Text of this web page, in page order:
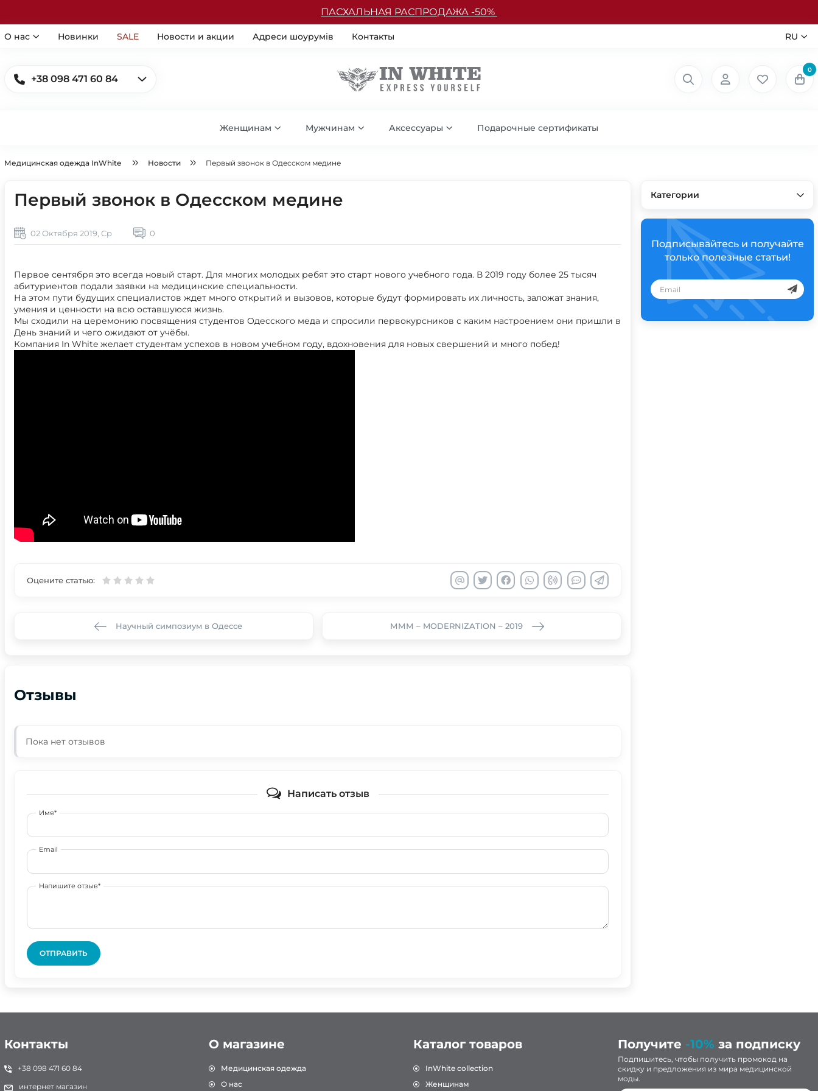
ПАСХАЛЬНАЯ РАСПРОДАЖА -50%
О нас Новинки SALE Новости и акции Адреси шоурумів Контакты RU
+38 098 471 60 84
0
Женщинам Мужчинам Аксессуары Подарочные сертификаты
Медицинская одежда InWhite Новости Первый звонок в Одесском медине
Категории
Подписывайтесь и получайте
только полезные статьи!
Первый звонок в Одесском медине
02 Октября 2019, Ср 0
Первое сентября это всегда новый старт. Для многих молодых ребят это старт нового учебного года. В 2019 году более 25 тысяч
абитуриентов подали заявки на медицинские специальности.
На этом пути будущих специалистов ждет много открытий и вызовов, которые будут формировать их личность, заложат знания,
умения и ценности на всю оставшуюся жизнь.
Мы сходили на церемонию посвящения студентов Одесского меда и спросили первокурсников с каким настроением они пришли в
День знаний и чего ожидают от учёбы.
Компания In White желает студентам успехов в новом учебном году, вдохновения для новых свершений и много побед!
Оцените статью:
Научный симпозиум в Одессе МММ – MODERNIZATION – 2019
Отзывы
Пока нет отзывов
Написать отзыв
Имя*
Email
Напишите отзыв*
ОТПРАВИТЬ
Контакты
+38 098 471 60 84
интернет магазин
О магазине
Медицинская одежда
О нас
Каталог товаров
InWhite collection
Женщинам
Получите -10% за подписку
Подпишитесь, чтобы получить промокод на
скидку и предложения из мира медицинской
моды.